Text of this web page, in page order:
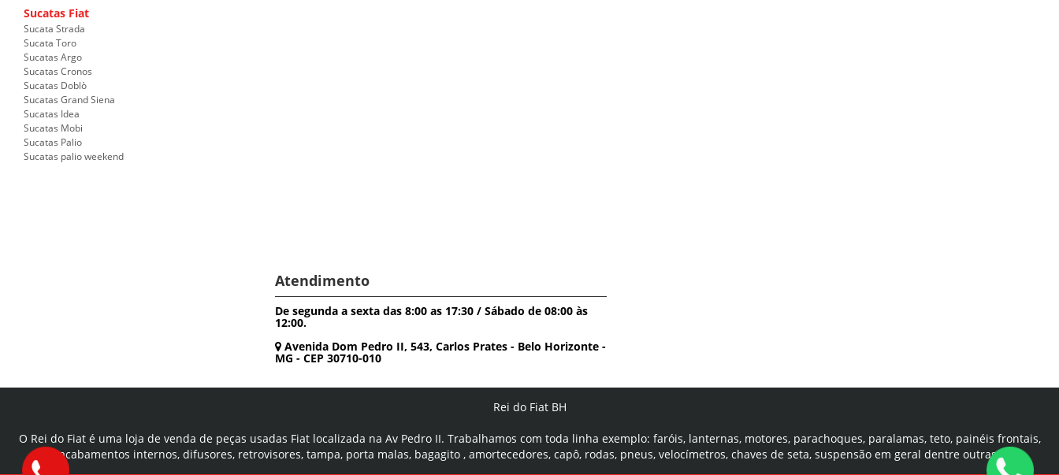
Sucatas Fiat
Sucata Strada
Sucata Toro
Sucatas Argo
Sucatas Cronos
Sucatas Doblò
Sucatas Grand Siena
Sucatas Idea
Sucatas Mobi
Sucatas Palio
Sucatas palio weekend
Atendimento
De segunda a sexta das 8:00 as 17:30 / Sábado de 08:00 às
12:00.
Avenida Dom Pedro II, 543, Carlos Prates - Belo Horizonte -
MG - CEP 30710-010
Rei do Fiat BH
O Rei do Fiat é uma loja de venda de peças usadas Fiat localizada na Av Pedro II. Trabalhamos com toda linha exemplo: faróis, lanternas, motores, parachoques, paralamas, teto, painéis frontais,
acabamentos internos, difusores, retrovisores, tampa, porta malas, bagagito , amortecedores, capô, rodas, pneus, velocímetros, chaves de seta, suspensão em geral dentre outras.